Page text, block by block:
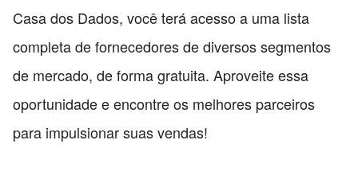
Casa dos Dados, você terá acesso a uma lista
completa de fornecedores de diversos segmentos
de mercado, de forma gratuita. Aproveite essa
oportunidade e encontre os melhores parceiros
para impulsionar suas vendas!